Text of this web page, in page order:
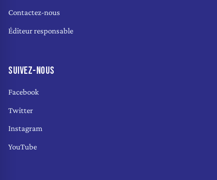
Contactez-nous
Éditeur responsable
SUIVEZ-NOUS
Facebook
Twitter
Instagram
YouTube